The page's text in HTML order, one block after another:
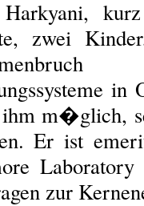
zwei
in
m�glich,
Er ist
zur